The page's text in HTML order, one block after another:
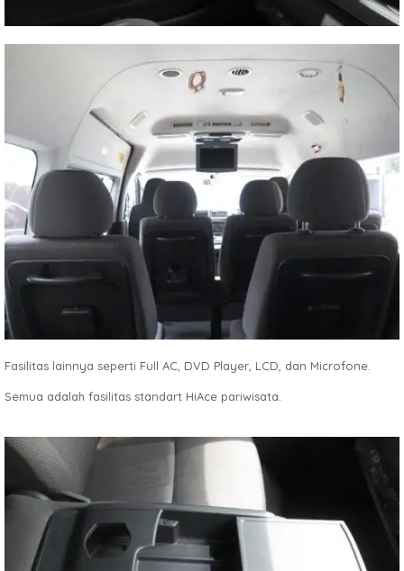
Fasilitas lainnya seperti Full AC, DVD Player, LCD, dan Microfone.
Semua adalah fasilitas standart HiAce pariwisata.